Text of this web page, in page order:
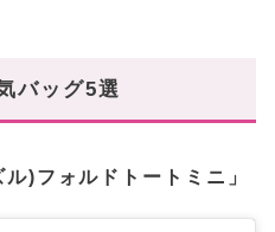
バッグ5選
)フォルドトートミニ」